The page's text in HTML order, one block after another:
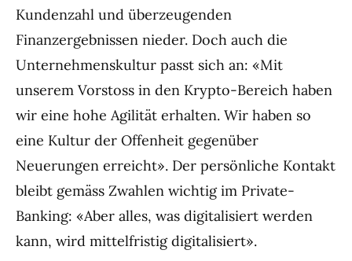
Kundenzahl und überzeugenden
Finanzergebnissen nieder. Doch auch die
Unternehmenskultur passt sich an: «Mit
unserem Vorstoss in den Krypto-Bereich haben
wir eine hohe Agilität erhalten. Wir haben so
eine Kultur der Offenheit gegenüber
Neuerungen erreicht». Der persönliche Kontakt
bleibt gemäss Zwahlen wichtig im Private-
Banking: «Aber alles, was digitalisiert werden
kann, wird mittelfristig digitalisiert».